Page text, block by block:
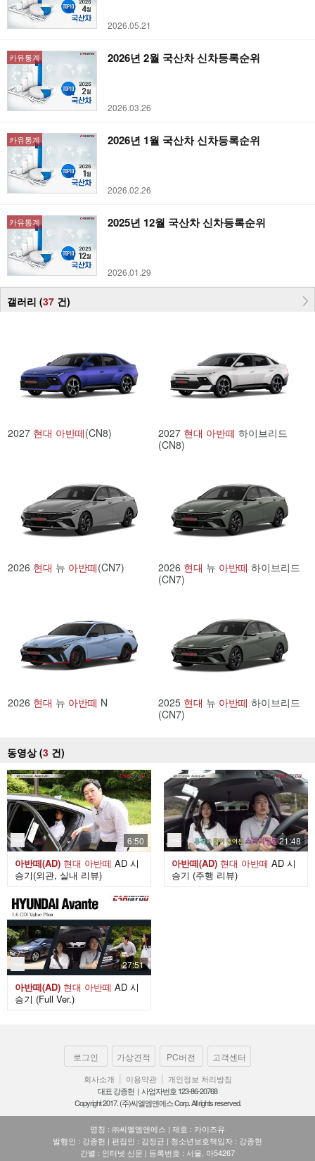
2026.05.21
카유통계 2026년 2월 국산차 신차등록순위
2026.03.26
카유통계 2026년 1월 국산차 신차등록순위
2026.02.26
카유통계 2025년 12월 국산차 신차등록순위
2026.01.29
갤러리 (37 건)
2027 현대 아반떼(CN8) 2027 현대 아반떼 하이브리드
(CN8)
2026 현대 뉴 아반떼(CN7) 2026 현대 뉴 아반떼 하이브리드
(CN7)
2026 현대 뉴 아반떼 N 2025 현대 뉴 아반떼 하이브리드
(CN7)
동영상 (3 건)
아반떼(AD) 현대 아반떼 AD 시
승기(외관, 실내 리뷰)
6:50
아반떼(AD) 현대 아반떼 AD 시
승기 (주행 리뷰)
21:48
아반떼(AD) 현대 아반떼 AD 시
승기 (Full Ver.)
27:51
로그인 가상견적 PC버전 고객센터
회사소개 | 이용약관 | 개인정보 처리방침
대표 강종헌 | 사업자번호 123-86-20768
Copyright 2017. (주)씨엘엠앤에스 Corp. All rights reserved.
명칭 : ㈜씨엘엠앤에스 | 제호 : 카이즈유
발행인 : 강종헌 | 편집인 : 김정균 | 청소년보호책임자 : 강종헌
간별 : 인터넷 신문 | 등록번호 : 서울, 아54267